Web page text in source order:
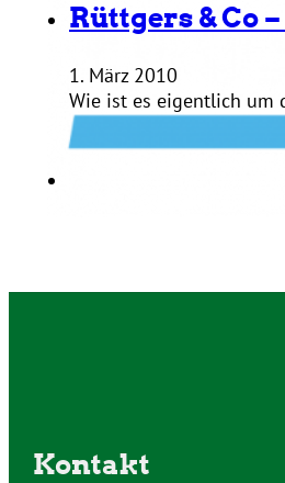
Rüttgers & Co
1. März 2010
Wie ist es eigentlich um
Kontakt